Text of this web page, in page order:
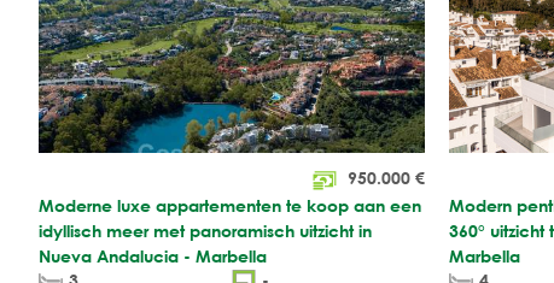
950.000 €
Moderne luxe appartementen te koop aan een
idyllisch meer met panoramisch uitzicht in
Nueva Andalucia - Marbella
Modern
360°
Marbella